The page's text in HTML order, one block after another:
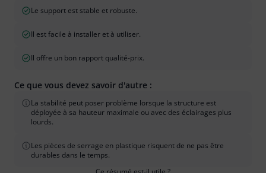
Le support est stable et robuste.
Il est facile à installer et à utiliser.
Il offre un bon rapport qualité-prix.
Ce que vous devez savoir d'autre :
La stabilité peut poser problème lorsque la structure est
déployée à sa hauteur maximale ou avec des éclairages plus
lourds.
Les pièces de serrage en plastique risquent de ne pas être
durables dans le temps.